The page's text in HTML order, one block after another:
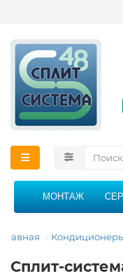
МОНТАЖ
Главная
Сплит-